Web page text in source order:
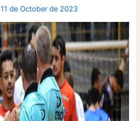
11 de October de 2023